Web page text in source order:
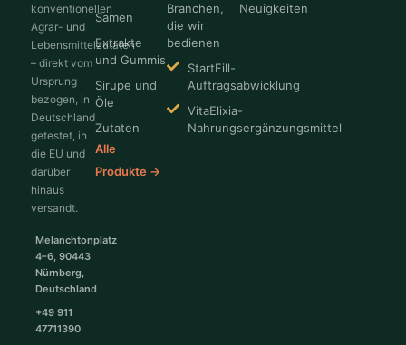
konventionellen
Agrar- und
Lebensmittelzutaten
– direkt vom
Ursprung
bezogen, in
Deutschland
getestet, in
die EU und
darüber
hinaus
versandt.
Melanchtonplatz
4–6, 90443
Nürnberg,
Deutschland
+49 911
47711390
Samen
Extrakte
und Gummis
Sirupe und
Öle
Zutaten
Alle
Produkte →
Branchen,
die wir
bedienen
StartFill-
Auftragsabwicklung
VitaElixia-
Nahrungsergänzungsmittel
Neuigkeiten